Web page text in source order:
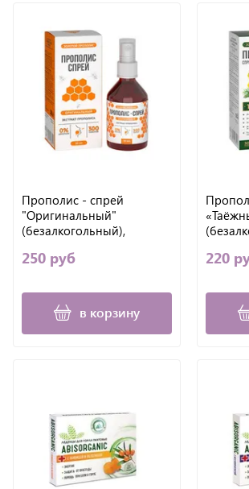
Прополис - спрей
"Оригинальный"
(безалкогольный),
250 руб
в корзину
220